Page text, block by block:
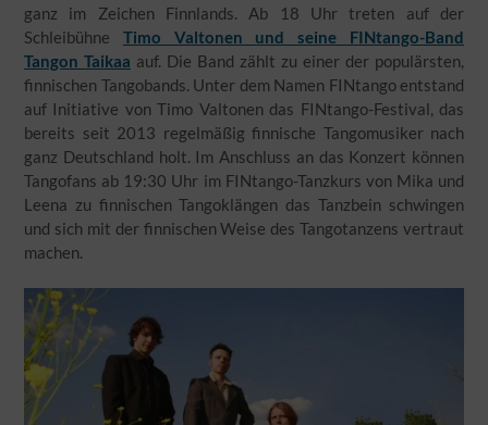
ganz im Zeichen Finnlands. Ab 18 Uhr treten auf der
Schleibühne Timo Valtonen und seine FINtango-Band
Tangon Taikaa auf. Die Band zählt zu einer der populärsten,
finnischen Tangobands. Unter dem Namen FINtango entstand
auf Initiative von Timo Valtonen das FINtango-Festival, das
bereits seit 2013 regelmäßig finnische Tangomusiker nach
ganz Deutschland holt. Im Anschluss an das Konzert können
Tangofans ab 19:30 Uhr im FINtango-Tanzkurs von Mika und
Leena zu finnischen Tangoklängen das Tanzbein schwingen
und sich mit der finnischen Weise des Tangotanzens vertraut
machen.